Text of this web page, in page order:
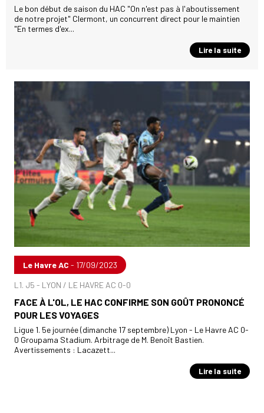
Le bon début de saison du HAC "On n'est pas à l'aboutissement
de notre projet" Clermont, un concurrent direct pour le maintien
"En termes d'ex...
Lire la suite
Le Havre AC - 17/09/2023
L1. J5 - LYON / LE HAVRE AC 0-0
FACE À L'OL, LE HAC CONFIRME SON GOÛT PRONONCÉ
POUR LES VOYAGES
Ligue 1. 5e journée (dimanche 17 septembre) Lyon - Le Havre AC 0-
0 Groupama Stadium. Arbitrage de M. Benoît Bastien.
Avertissements : Lacazett...
Lire la suite